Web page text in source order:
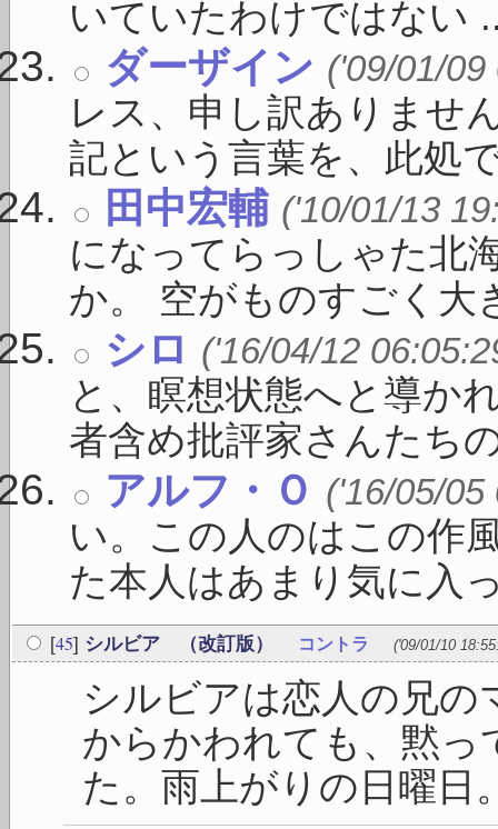
いていたわけではない
ダーザイン ('09/01/09
レス、申し訳ありませ
記という言葉を、此処
田中宏輔 ('10/01/13
になってらっしゃた北
か。 空がものすごく大
シロ ('16/04/12
と、瞑想状態へと導か
者含め批評家さんたち
アルフ・Ｏ ('16/05/05
い。この人のはこの作
た本人はあまり気に入
[45] シルビア （改訂版） コントラ ('09/01/10
シルビアは恋人の兄
からかわれても、黙
た。雨上がりの日曜日